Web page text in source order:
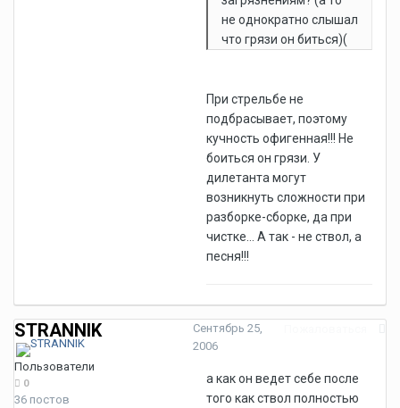
не однократно слышал
что грязи он биться)(
При стрельбе не
подбрасывает, поэтому
кучность офигенная!!! Не
боиться он грязи. У
дилетанта могут
возникнуть сложности при
разборке-сборке, да при
чистке... А так - не ствол, а
песня!!!
STRANNIK
Пользователи
0
36 постов
Сентябрь 25,
2006
а как он ведет себе после
того как ствол полностью